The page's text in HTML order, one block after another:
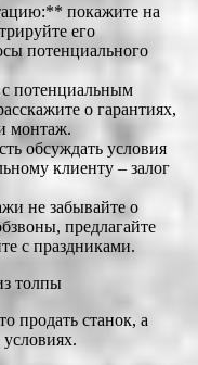
покажите на
его
потенциального
потенциальным
о гарантиях,
монтаж.
обсуждать условия
клиенту – залог
не забывайте о
предлагайте
с праздниками.
толпы
продать станок, а